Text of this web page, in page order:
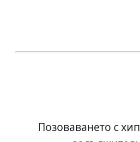
Позоваването с